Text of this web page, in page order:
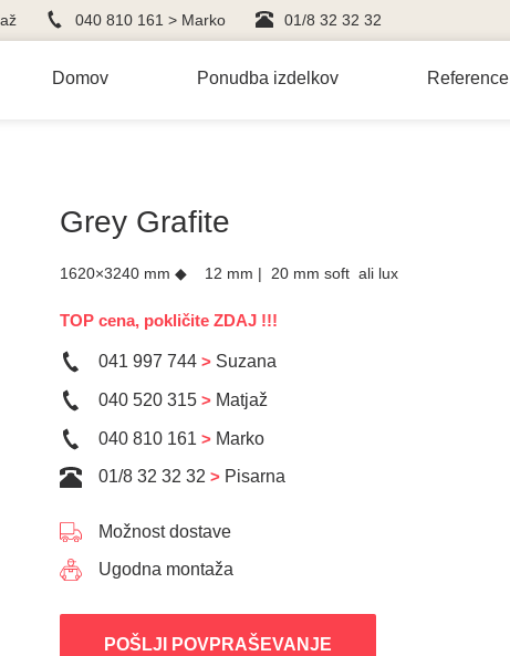
040 810 161 > Marko 01/8 32 32 32
Domov Ponudba izdelkov Reference
Grey Grafite
1620×3240 mm ◆ 12 mm | 20 mm soft ali lux
TOP cena, pokličite ZDAJ !!!
041 997 744 > Suzana
040 520 315 > Matjaž
040 810 161 > Marko
01/8 32 32 32 > Pisarna
Možnost dostave
Ugodna montaža
POŠLJI POVPRAŠEVANJE